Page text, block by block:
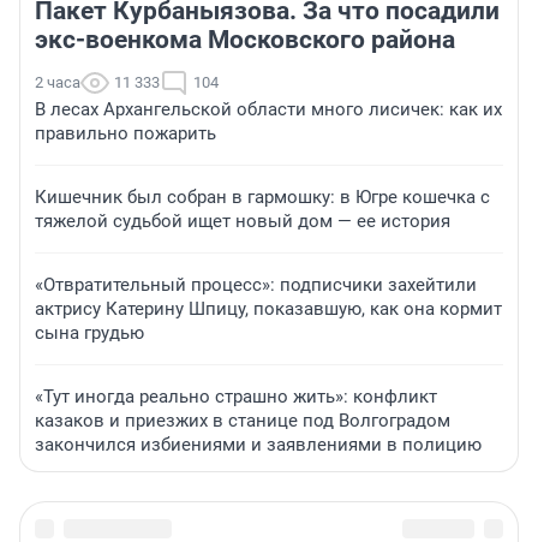
Пакет Курбаныязова. За что посадили
экс-военкома Московского района
2 часа 11 333 104
В лесах Архангельской области много лисичек: как их
правильно пожарить
Кишечник был собран в гармошку: в Югре кошечка с
тяжелой судьбой ищет новый дом — ее история
«Отвратительный процесс»: подписчики захейтили
актрису Катерину Шпицу, показавшую, как она кормит
сына грудью
«Тут иногда реально страшно жить»: конфликт
казаков и приезжих в станице под Волгоградом
закончился избиениями и заявлениями в полицию